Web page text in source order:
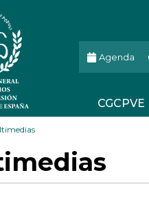
Agenda
CGCPVE